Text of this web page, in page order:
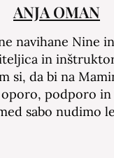
ANJA OMAN
navihane Nine
in
si, da bi na
oporo, podporo
sabo nudimo